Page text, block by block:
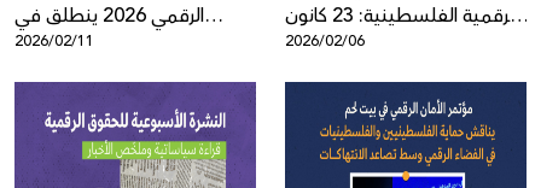
الرقمي 2026 ينطلق في
نسخته العاشرة: المعركة على
السردية الفلسطينية الرقمية
في عصر المعلومات
2026/02/11
الرقمية الفلسطينية: 23 كانون
2026/02/06